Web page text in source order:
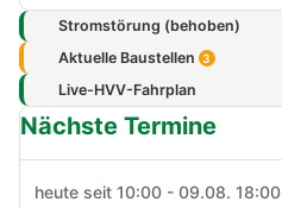
Stromstörung (behoben)
Aktuelle Baustellen 3
Live-HVV-Fahrplan
Nächste Termine
heute seit 10:00 - 09.08. 18:00